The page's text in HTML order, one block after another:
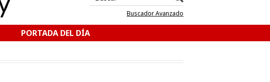
Buscador Avanzado
PORTADA DEL DÍA